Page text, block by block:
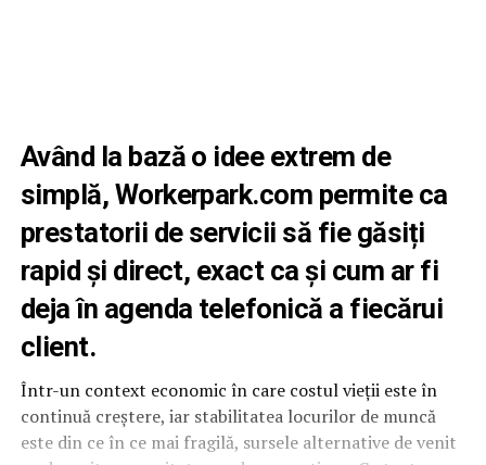
Având la bază o idee extrem de
simplă, Workerpark.com permite ca
prestatorii de servicii să fie găsiți
rapid și direct, exact ca și cum ar fi
deja în agenda telefonică a fiecărui
client.
Într-un context economic în care costul vieții este în
continuă creștere, iar stabilitatea locurilor de muncă
este din ce în ce mai fragilă, sursele alternative de venit